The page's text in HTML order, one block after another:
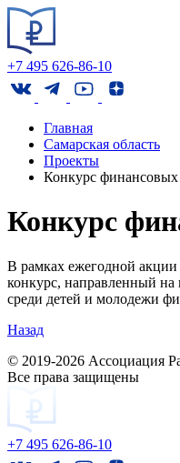
+7 495 626-86-10
Главная
Самарская область
Проекты
Конкурс
Конкурс
В рамках ежегодной акции
конкурс, направленный
среди детей и молодежи
Назад
© 2019-2026 Ассоциация
Все права защищены
+7 495 626-86-10